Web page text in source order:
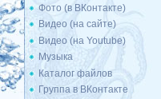
Фото (в ВКонтакте)
Видео (на сайте)
Видео (на Youtube)
Музыка
Каталог файлов
Группа в ВКонтакте